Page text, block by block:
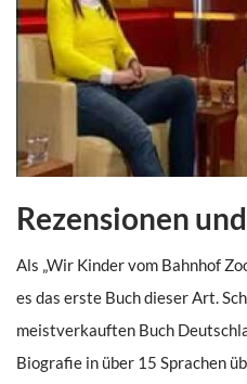
Rezensionen
Als „Wir Kinder vom Bahnhof
es das erste Buch dieser Art.
meistverkauften Buch
Biografie in über 15 Sprachen